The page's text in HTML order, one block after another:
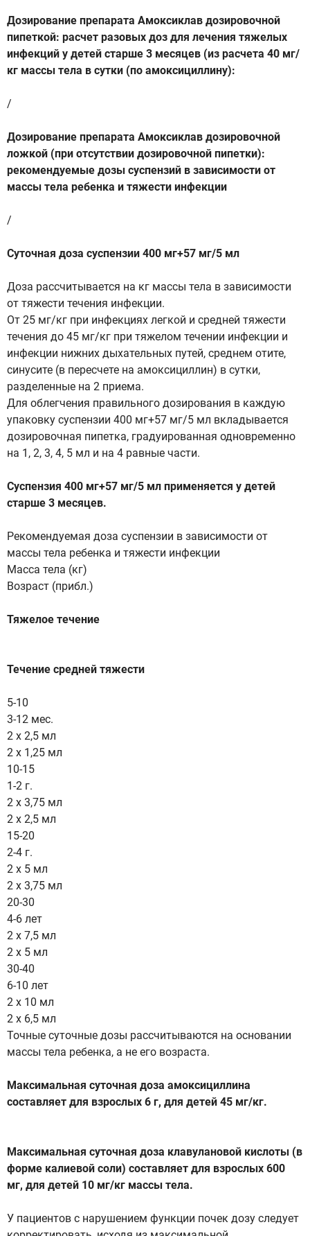
Дозирование препарата Амоксиклав дозировочной
пипеткой: расчет разовых доз для лечения тяжелых
инфекций у детей старше 3 месяцев (из расчета 40 мг/
кг массы тела в сутки (по амоксициллину):
/
Дозирование препарата Амоксиклав дозировочной
ложкой (при отсутствии дозировочной пипетки):
рекомендуемые дозы суспензий в зависимости от
массы тела ребенка и тяжести инфекции
/
Суточная доза суспензии 400 мг+57 мг/5 мл
Доза рассчитывается на кг массы тела в зависимости
от тяжести течения инфекции.
От 25 мг/кг при инфекциях легкой и средней тяжести
течения до 45 мг/кг при тяжелом течении инфекции и
инфекции нижних дыхательных путей, среднем отите,
синусите (в пересчете на амоксициллин) в сутки,
разделенные на 2 приема.
Для облегчения правильного дозирования в каждую
упаковку суспензии 400 мг+57 мг/5 мл вкладывается
дозировочная пипетка, градуированная одновременно
на 1, 2, 3, 4, 5 мл и на 4 равные части.
Суспензия 400 мг+57 мг/5 мл применяется у детей
старше 3 месяцев.
Рекомендуемая доза суспензии в зависимости от
массы тела ребенка и тяжести инфекции
Масса тела (кг)
Возраст (прибл.)
Тяжелое течение
Течение средней тяжести
5-10
3-12 мес.
2 х 2,5 мл
2 х 1,25 мл
10-15
1-2 г.
2 х 3,75 мл
2 х 2,5 мл
15-20
2-4 г.
2 х 5 мл
2 х 3,75 мл
20-30
4-6 лет
2 х 7,5 мл
2 х 5 мл
30-40
6-10 лет
2 х 10 мл
2 х 6,5 мл
Точные суточные дозы рассчитываются на основании
массы тела ребенка, а не его возраста.
Максимальная суточная доза амоксициллина
составляет для взрослых 6 г, для детей 45 мг/кг.
Максимальная суточная доза клавулановой кислоты (в
форме калиевой соли) составляет для взрослых 600
мг, для детей 10 мг/кг массы тела.
У пациентов с нарушением функции почек дозу следует